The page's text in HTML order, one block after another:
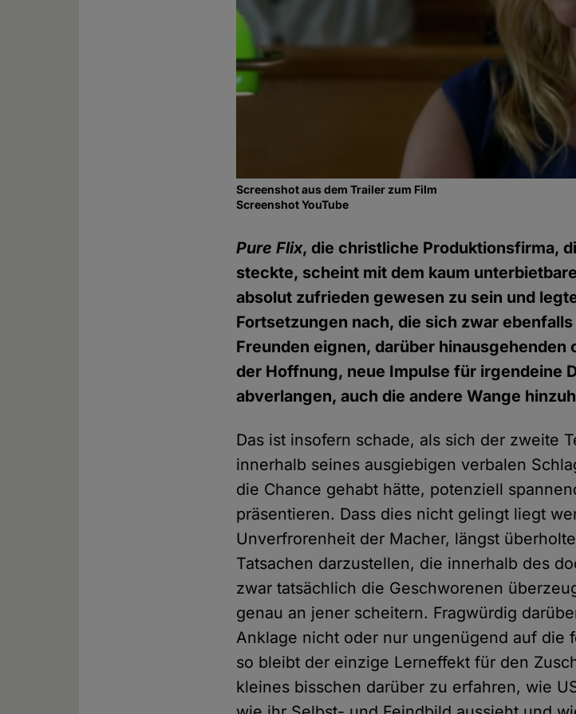
Screenshot aus dem Trailer zum Film
Screenshot YouTube
Pure Flix, die christliche Produktionsfirma,
steckte, scheint mit dem kaum
absolut zufrieden gewesen zu sein und
Fortsetzungen nach, die sich zwar
Freunden eignen, darüber
der Hoffnung, neue Impulse für irgendeine
abverlangen, auch die andere Wange
Das ist insofern schade, als sich der zweite
innerhalb seines ausgiebigen verbalen
die Chance gehabt hätte, potenziell
präsentieren. Dass dies nicht gelingt liegt
Unverfrorenheit der Macher, längst
Tatsachen darzustellen, die innerhalb des
zwar tatsächlich die Geschworenen
genau an jener scheitern. Fragwürdig
Anklage nicht oder nur ungenügend auf die
so bleibt der einzige Lerneffekt für den
kleines bisschen darüber zu erfahren, wie